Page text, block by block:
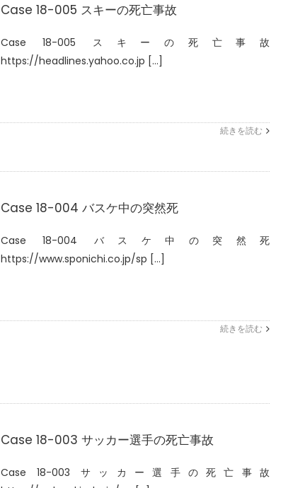
Case 18-005 スキーの死亡事故
Case 18-005 スキーの死亡事故
https://headlines.yahoo.co.jp [...]
続きを読む
Case 18-004 バスケ中の突然死
Case 18-004 バスケ中の突然死
https://www.sponichi.co.jp/sp [...]
続きを読む
Case 18-003 サッカー選手の死亡事故
Case 18-003 サッカー選手の死亡事故